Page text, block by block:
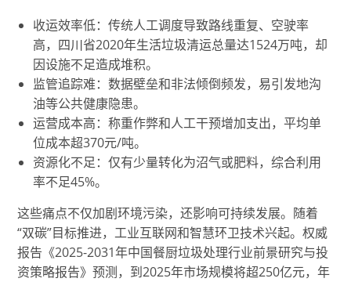
收运效率低：传统人工调度导致路线重复、空驶率
高，四川省2020年生活垃圾清运总量达1524万吨，却
因设施不足造成堆积。
监管追踪难：数据壁垒和非法倾倒频发，易引发地沟
油等公共健康隐患。
运营成本高：称重作弊和人工干预增加支出，平均单
位成本超370元/吨。
资源化不足：仅有少量转化为沼气或肥料，综合利用
率不足45%。
这些痛点不仅加剧环境污染，还影响可持续发展。随着
“双碳”目标推进，工业互联网和智慧环卫技术兴起。权威
报告《2025-2031年中国餐厨垃圾处理行业前景研究与投
资策略报告》预测，到2025年市场规模将超250亿元，年